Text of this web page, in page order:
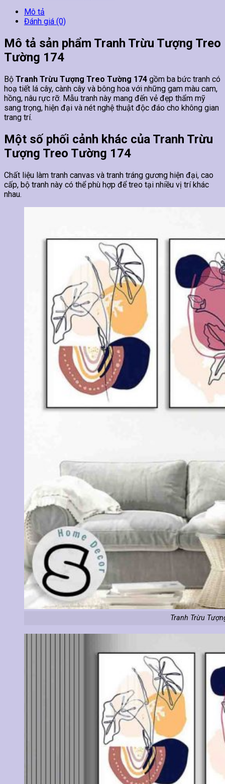
Mô tả
Đánh giá (0)
Mô tả sản phẩm Tranh Trừu Tượng Treo
Tường 174
Bộ Tranh Trừu Tượng Treo Tường 174 gồm ba bức tranh có
hoạ tiết lá cây, cành cây và bông hoa với những gam màu cam,
hồng, nâu rực rỡ. Mẫu tranh này mang đến vẻ đẹp thẩm mỹ
sang trọng, hiện đại và nét nghệ thuật độc đáo cho không gian
trang trí.
Một số phối cảnh khác của Tranh Trừu
Tượng Treo Tường 174
Chất liệu làm tranh canvas và tranh tráng gương hiện đại, cao
cấp, bộ tranh này có thể phù hợp để treo tại nhiều vị trí khác
nhau.
Tranh Trừu